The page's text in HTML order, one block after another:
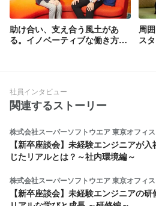
助け合い、支え合う風土があ
る。イノベーティブな働き方を
周
ス
社員インタビュー
関連するストーリー
株式会社スーパーソフトウエア 東京オフィス
【新卒座談会】未経験エンジニアが
じたリアルとは？～社内環境編～
株式会社スーパーソフトウエア 東京オフィス
【新卒座談会】未経験エンジニアの研